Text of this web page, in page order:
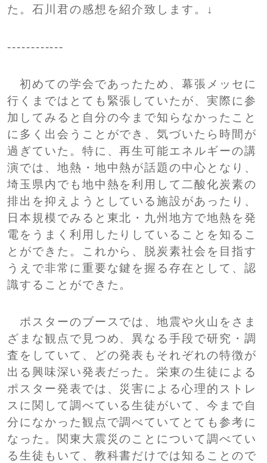
た。石川君の感想を紹介致します。↓
------------
初めての学会であったため、幕張メッセに
行くまではとても緊張していたが、実際に参
加してみると自分の今まで知らなかったこと
に多く出会うことができ、気づいたら時間が
過ぎていた。特に、再生可能エネルギーの講
演では、地熱・地中熱が話題の中心となり、
埼玉県内でも地中熱を利用して二酸化炭素の
排出を抑えようとしている施設があったり、
日本規模でみると東北・九州地方で地熱を発
電をうまく利用したりしていることを知るこ
とができた。これから、脱炭素社会を目指す
うえで非常に重要な鍵を握る存在として、認
識することができた。
ポスターのブースでは、地震や火山をさま
ざまな観点で見つめ、異なる手段で研究・調
査をしていて、どの発表もそれぞれの特徴が
出る興味深い発表だった。栄東の生徒による
ポスター発表では、災害による心理的ストレ
スに関して調べている生徒がいて、今まで自
分になかった観点で調べていてとても参考に
なった。関東大震災のことについて調べてい
る生徒もいて、教科書だけでは知ることので